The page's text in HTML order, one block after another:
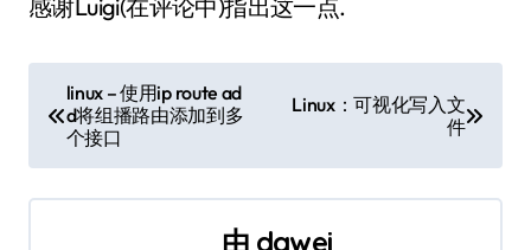
感谢Luigi(在评论中)指出这一点.
章
导
linux – 使用ip route ad
d将组播路由添加到多
个接口
Linux：可视化写入文
件
由 dawei